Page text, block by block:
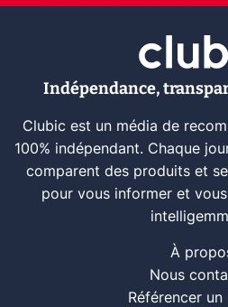
Indépendance,
Clubic est un média de
100% indépendant. Chaque
comparent des produits et
pour vous informer et
À
Nous
Référencer un